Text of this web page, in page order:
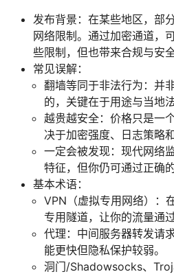
发布背景：在某些地区，部
网络限制。通过加密通道，
些限制，但也带来合规与安全
常见误解：
翻墙等同于非法行为：并
的，关键在于用途与当地法
越贵越安全：价格只是一
决于加密强度、日志策略
一定会被发现：现代网络
特征，但你仍可通过正确
基本术语：
VPN（虚拟专用网络）：
专用隧道，让你的流量通
代理：中间服务器转发请
能更快但隐私保护较弱。
洞门/Shadowsocks、